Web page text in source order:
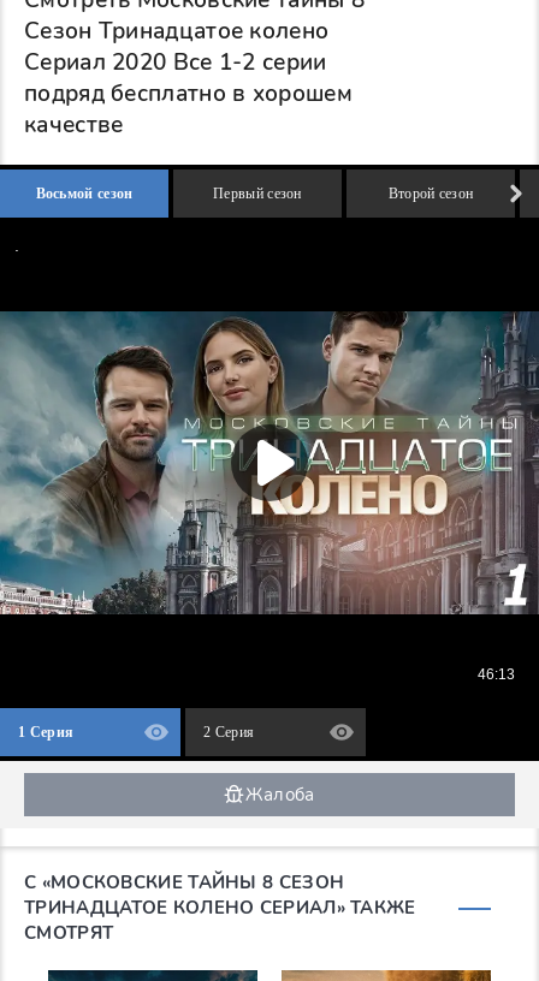
Сезон Тринадцатое колено
Сериал 2020 Все 1-2 серии
подряд бесплатно в хорошем
качестве
Восьмой сезон Первый сезон Второй сезон
1 Серия 2 Серия
Жалоба
С «МОСКОВСКИЕ ТАЙНЫ 8 СЕЗОН
ТРИНАДЦАТОЕ КОЛЕНО СЕРИАЛ» ТАКЖЕ
СМОТРЯТ